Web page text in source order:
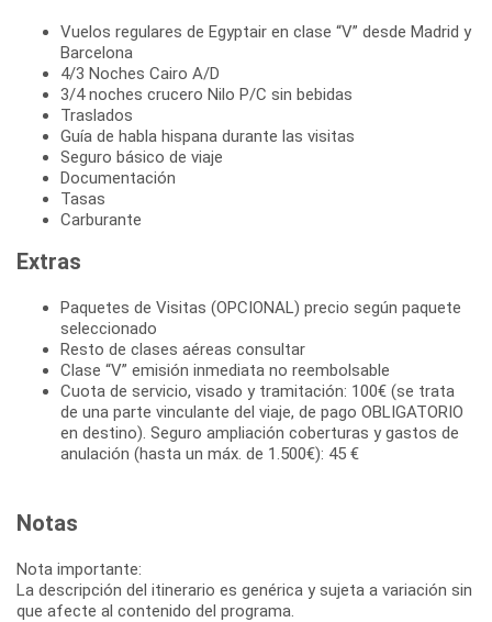
Vuelos regulares de Egyptair en clase “V” desde Madrid y
Barcelona
4/3 Noches Cairo A/D
3/4 noches crucero Nilo P/C sin bebidas
Traslados
Guía de habla hispana durante las visitas
Seguro básico de viaje
Documentación
Tasas
Carburante
Extras
Paquetes de Visitas (OPCIONAL) precio según paquete
seleccionado
Resto de clases aéreas consultar
Clase “V” emisión inmediata no reembolsable
Cuota de servicio, visado y tramitación: 100€ (se trata
de una parte vinculante del viaje, de pago OBLIGATORIO
en destino). Seguro ampliación coberturas y gastos de
anulación (hasta un máx. de 1.500€): 45 €
Notas
Nota importante:
La descripción del itinerario es genérica y sujeta a variación sin
que afecte al contenido del programa.